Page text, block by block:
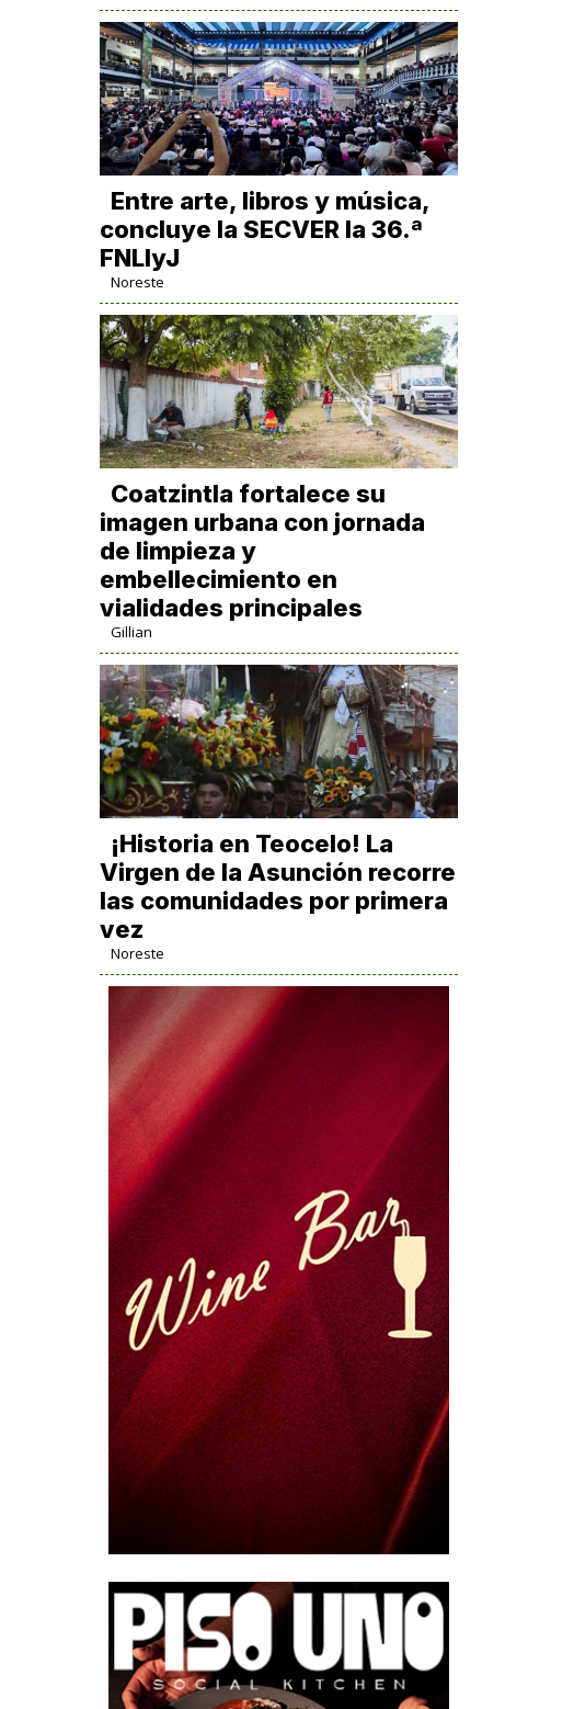
Entre arte, libros y música,
concluye la SECVER la 36.ª
FNLIyJ
Noreste
Coatzintla fortalece su
imagen urbana con jornada
de limpieza y
embellecimiento en
vialidades principales
Gillian
​¡Historia en Teocelo! La
Virgen de la Asunción recorre
las comunidades por primera
vez
Noreste